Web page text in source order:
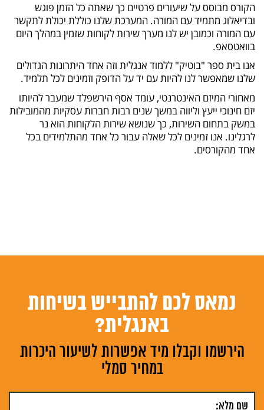
הקורס מבוסס על שיעורים פרטיים כך שאתה כל הזמן פוגש
ובדיאלוג מתמיד עם המורה. המערכת שלנו כוללת יכולת לתקשר
עם המורה וכמובן יש לנו מערך שירות לקוחות שזמין במהלך היום
בוואטסאפ.
אנו בית ספר "בוטיק" ללמוד אנגלית וזה אחד היתרונות הגדולים
שלנו שמאפשר לנו להיות עם יד על הדופק וזמינים לכל תלמיד.
מאחורי המיזם האינטרנטי, עומד אסף הירשפלד שמעבר להיותו
יזם חינוכי ייעץ וליווה במשך שנים רבות חברות עסקיות מהמובילות
במשק בתחום השירות, כך שנושא שירות הלקוחות הוא נר
לרגלינו. אנו זמינים לכל שאלה עבור כל אחד מהתלמידים בכל
אחד מהקורסים.
נמאס לכם להתבייש בשיחות
באנגלית?
הירשמו וקבלו מיד אפשרות לשיעור היכרות
במחיר סמלי